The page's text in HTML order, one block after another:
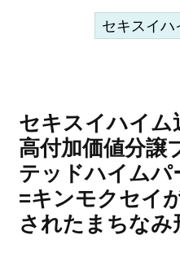
セキスイハ
セキスイハイム
高付加価値分譲
テッドハイムパ
=キンモクセイ
されたまちなみ